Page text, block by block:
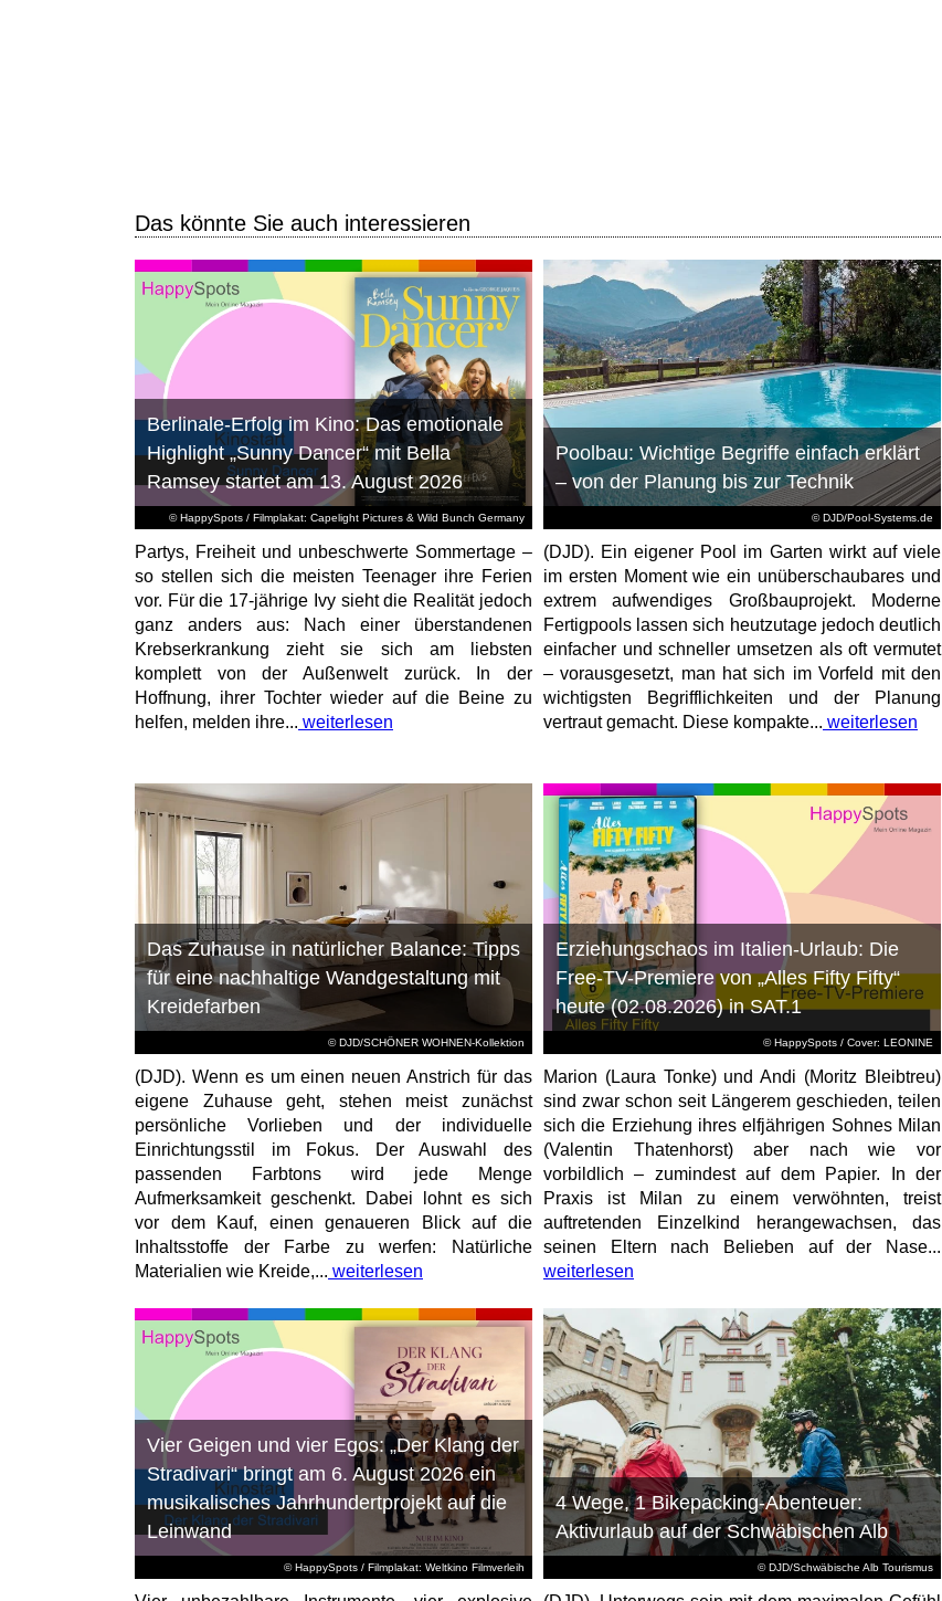
Das könnte Sie auch interessieren
© HappySpots / Filmplakat: Capelight Pictures & Wild Bunch Germany
Berlinale-Erfolg im Kino: Das emotionale
Highlight „Sunny Dancer“ mit Bella
Ramsey startet am 13. August 2026
Partys, Freiheit und unbeschwerte Sommertage –
so stellen sich die meisten Teenager ihre Ferien
vor. Für die 17-jährige Ivy sieht die Realität jedoch
ganz anders aus: Nach einer überstandenen
Krebserkrankung zieht sie sich am liebsten
komplett von der Außenwelt zurück. In der
Hoffnung, ihrer Tochter wieder auf die Beine zu
helfen, melden ihre... weiterlesen
© DJD/Pool-Systems.de
Poolbau: Wichtige Begriffe einfach erklärt
– von der Planung bis zur Technik
(DJD). Ein eigener Pool im Garten wirkt auf viele
im ersten Moment wie ein unüberschaubares und
extrem aufwendiges Großbauprojekt. Moderne
Fertigpools lassen sich heutzutage jedoch deutlich
einfacher und schneller umsetzen als oft vermutet
– vorausgesetzt, man hat sich im Vorfeld mit den
wichtigsten Begrifflichkeiten und der Planung
vertraut gemacht. Diese kompakte... weiterlesen
© DJD/SCHÖNER WOHNEN-Kollektion
Das Zuhause in natürlicher Balance: Tipps
für eine nachhaltige Wandgestaltung mit
Kreidefarben
(DJD). Wenn es um einen neuen Anstrich für das
eigene Zuhause geht, stehen meist zunächst
persönliche Vorlieben und der individuelle
Einrichtungsstil im Fokus. Der Auswahl des
passenden Farbtons wird jede Menge
Aufmerksamkeit geschenkt. Dabei lohnt es sich
vor dem Kauf, einen genaueren Blick auf die
Inhaltsstoffe der Farbe zu werfen: Natürliche
Materialien wie Kreide,... weiterlesen
© HappySpots / Cover: LEONINE
Erziehungschaos im Italien-Urlaub: Die
Free-TV-Premiere von „Alles Fifty Fifty“
heute (02.08.2026) in SAT.1
Marion (Laura Tonke) und Andi (Moritz Bleibtreu)
sind zwar schon seit Längerem geschieden, teilen
sich die Erziehung ihres elfjährigen Sohnes Milan
(Valentin Thatenhorst) aber nach wie vor
vorbildlich – zumindest auf dem Papier. In der
Praxis ist Milan zu einem verwöhnten, treist
auftretenden Einzelkind herangewachsen, das
seinen Eltern nach Belieben auf der Nase...
weiterlesen
© HappySpots / Filmplakat: Weltkino Filmverleih
Vier Geigen und vier Egos: „Der Klang der
Stradivari“ bringt am 6. August 2026 ein
musikalisches Jahrhundertprojekt auf die
Leinwand
© DJD/Schwäbische Alb Tourismus
4 Wege, 1 Bikepacking-Abenteuer:
Aktivurlaub auf der Schwäbischen Alb